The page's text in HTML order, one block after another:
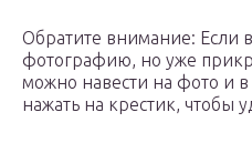
Обратите внимание: Если
фотографию, но уже
можно навести на фото и
нажать на крестик, чтобы